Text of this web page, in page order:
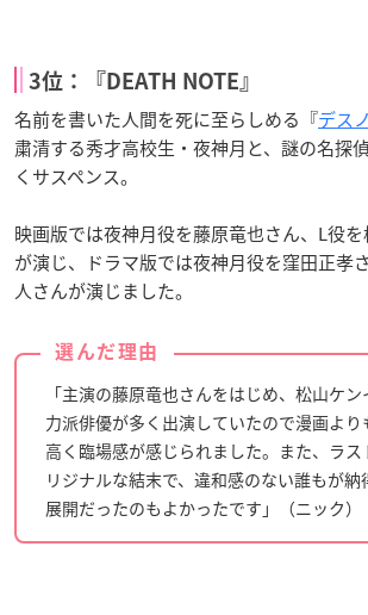
3位：『DEATH NOTE』
名前を書いた人間を死に至らしめる『デス
粛清する秀才高校生・夜神月と、謎の名探
くサスペンス。
映画版では夜神月役を藤原竜也さん、L役
が演じ、ドラマ版では夜神月役を窪田正孝
人さんが演じました。
選んだ理由
「主演の藤原竜也さんをはじめ、松山ケ
力派俳優が多く出演していたので漫画より
高く臨場感が感じられました。また、ラス
リジナルな結末で、違和感のない誰もが納
展開だったのもよかったです」（ニック）